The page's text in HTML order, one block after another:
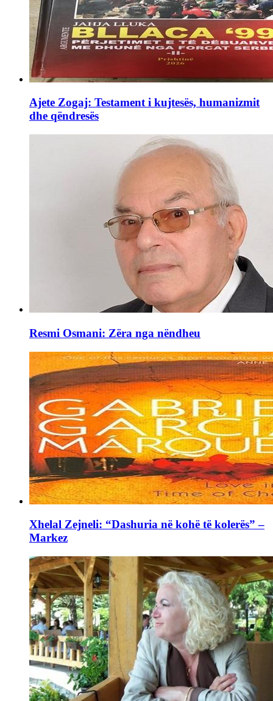
Ajete Zogaj: Testament i kujtesës, humanizmit
dhe qëndresës
Resmi Osmani: Zëra nga nëndheu
Xhelal Zejneli: “Dashuria në kohë të kolerës” –
Markez